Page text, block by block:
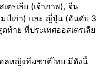
ตรเลีย (เจ้าภาพ), จีน
มป์เก่า) และ ญี่ปุ่น (อันดับ 3
ท้าย ที่ประเทศออสเตรเลีย
ลหญิงทีมชาติไทย มีดังนี้